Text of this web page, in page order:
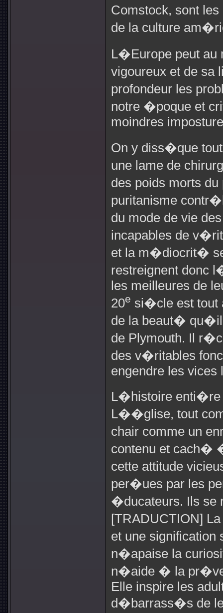
Comstock, sont
de la culture
L�Europe peut au
vigoureux et de sa
profondeur les
notre �poque et
moindres
On y diss�que
une lame de
des poids morts
puritanisme
du mode de vie
incapables de
et la m�diocrit�
restreignent donc
les meilleures de
20e si�cle est tout
de la beaut�
de Plymouth. Il
des v�ritables
engendre les vices
L�histoire
L��glise, tout
chair comme un
contenu et cach�
cette attitude
per�ues par les
�ducateurs. Ils se
[TRADUCTION]
et une
n�apaise la
n�aide � la
Elle inspire les
d�barrass�s de